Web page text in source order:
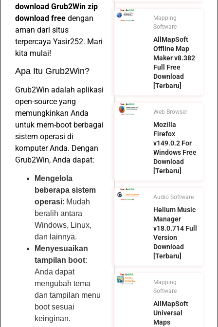
download Grub2Win zip
download free dengan
aman dari situs
terpercaya Yasir252. Mari
kita mulai!
Apa Itu Grub2Win?
Grub2Win adalah aplikasi
open-source yang
memungkinkan Anda
untuk mem-boot berbagai
sistem operasi di
komputer Anda. Dengan
Grub2Win, Anda dapat:
Mengelola
beberapa sistem
operasi: Mudah
beralih antara
Windows, Linux,
dan lainnya.
Menyesuaikan
tampilan boot:
Anda dapat
mengubah tema
dan tampilan menu
boot sesuai
keinginan.
Mapping
Software
AllMapSoft
Offline Map
Maker v8.382
Full Free
Download
[Terbaru]
Web Browser
Mozilla
Firefox
v149.0.2 For
Windows Free
Download
[Terbaru]
Audio Software
Helium Music
Manager
v18.0.714 Full
Version
Download
[Terbaru]
Mapping
Software
AllMapSoft
Universal
Maps